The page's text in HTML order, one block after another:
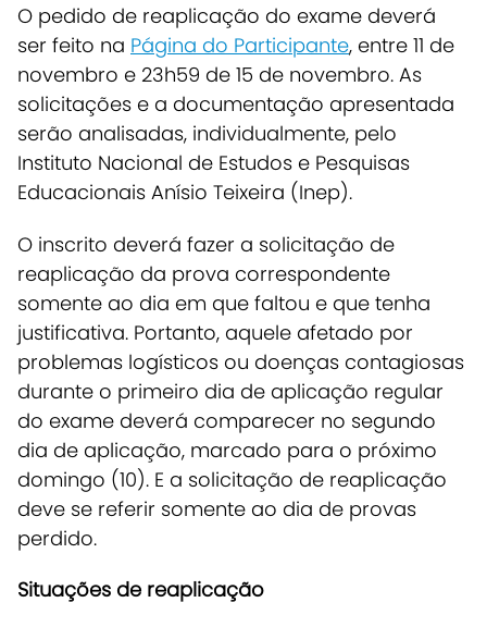
O pedido de reaplicação do exame deverá
ser feito na Página do Participante, entre 11 de
novembro e 23h59 de 15 de novembro. As
solicitações e a documentação apresentada
serão analisadas, individualmente, pelo
Instituto Nacional de Estudos e Pesquisas
Educacionais Anísio Teixeira (Inep).
O inscrito deverá fazer a solicitação de
reaplicação da prova correspondente
somente ao dia em que faltou e que tenha
justificativa. Portanto, aquele afetado por
problemas logísticos ou doenças contagiosas
durante o primeiro dia de aplicação regular
do exame deverá comparecer no segundo
dia de aplicação, marcado para o próximo
domingo (10). E a solicitação de reaplicação
deve se referir somente ao dia de provas
perdido.
Situações de reaplicação